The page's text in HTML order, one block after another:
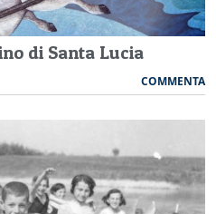
di Santa Lucia
COMMENTA